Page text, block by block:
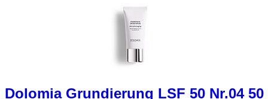
Dolomia Grundierung LSF 50 Nr.04 50